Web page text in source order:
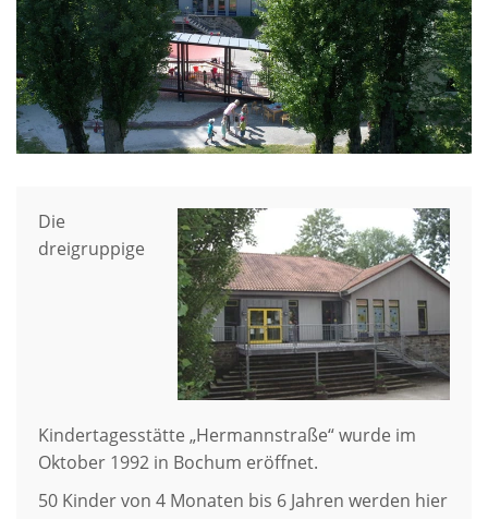
Die
dreigruppige
Kindertagesstätte „Hermannstraße“ wurde im
Oktober 1992 in Bochum eröffnet.
50 Kinder von 4 Monaten bis 6 Jahren werden hier